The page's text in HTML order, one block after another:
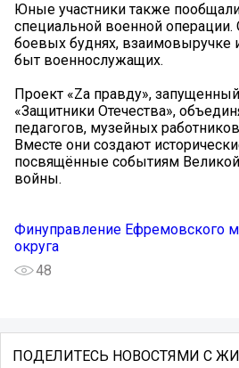
Юные участники также
специальной военной операции.
боевых буднях, взаимовыручке
быт военнослужащих.
Проект «Za правду»,
«Защитники Отечества»,
педагогов, музейных
Вместе они создают
посвящённые событиям
войны.
Финуправление Ефремовского
округа
48
ПОДЕЛИТЕСЬ НОВОСТЯМИ С